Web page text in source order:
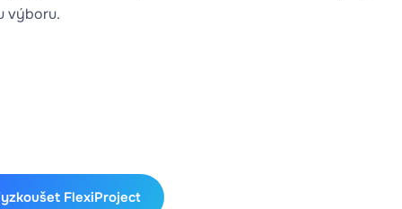
výboru.
FlexiProject